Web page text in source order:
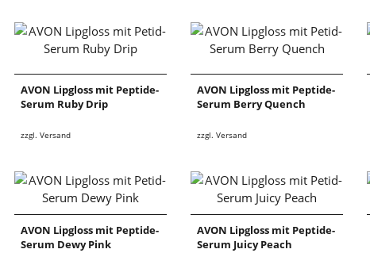
AVON Lipgloss mit Peptide-
Serum Ruby Drip
zzgl. Versand
AVON Lipgloss mit Peptide-
Serum Berry Quench
zzgl. Versand
AVON Lipgloss mit Peptide-
Serum Dewy Pink
AVON Lipgloss mit Peptide-
Serum Juicy Peach